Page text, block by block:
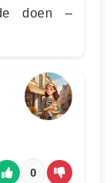
doen –
0